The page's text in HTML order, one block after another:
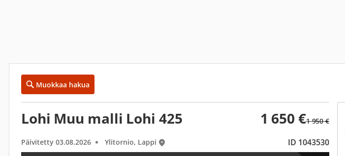
Muokkaa hakua
Lohi Muu malli Lohi 425 1 650 €1 950 €
Päivitetty 03.08.2026 Ylitornio, Lappi ID 1043530